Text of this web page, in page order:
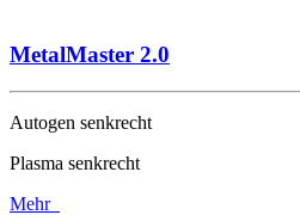
MetalMaster 2.0
Autogen senkrecht
Plasma senkrecht
Mehr